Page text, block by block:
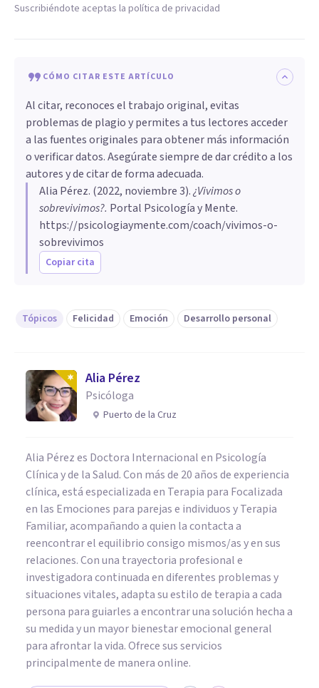
Suscribiéndote aceptas la política de privacidad
CÓMO CITAR ESTE ARTÍCULO
Al citar, reconoces el trabajo original, evitas
problemas de plagio y permites a tus lectores acceder
a las fuentes originales para obtener más información
o verificar datos. Asegúrate siempre de dar crédito a los
autores y de citar de forma adecuada.
Alia Pérez. (2022, noviembre 3).¿Vivimos o
sobrevivimos?. Portal Psicología y Mente.
https://psicologiaymente.com/coach/vivimos-o-
sobrevivimos
Copiar cita
Tópicos Felicidad Emoción Desarrollo personal
Alia Pérez
Psicóloga
Puerto de la Cruz
Alia Pérez es Doctora Internacional en Psicología
Clínica y de la Salud. Con más de 20 años de experiencia
clínica, está especializada en Terapia para Focalizada
en las Emociones para parejas e individuos y Terapia
Familiar, acompañando a quien la contacta a
reencontrar el equilibrio consigo mismos/as y en sus
relaciones. Con una trayectoria profesional e
investigadora continuada en diferentes problemas y
situaciones vitales, adapta su estilo de terapia a cada
persona para guiarles a encontrar una solución hecha a
su medida y un mayor bienestar emocional general
para afrontar la vida. Ofrece sus servicios
principalmente de manera online.